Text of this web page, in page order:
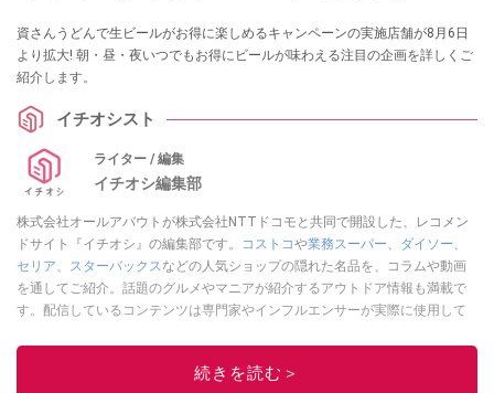
資さんうどんで生ビールがお得に楽しめるキャンペーンの実施店舗が8月6日
より拡大! 朝・昼・夜いつでもお得にビールが味わえる注目の企画を詳しくご
紹介します。
イチオシスト
ライター / 編集
イチオシ編集部
株式会社オールアバウトが株式会社NTTドコモと共同で開設した、レコメン
ドサイト『イチオシ』の編集部です。
コストコや業務スーパー、 ダイソー、
セリア、 スターバックスなどの人気ショップの隠れた名品を、コラムや動画
を通してご紹介。話題のグルメやマニアが紹介するアウトドア情報も満載で
す。配信しているコンテンツは専門家やインフルエンサーが実際に使用して
ニュースでフォロー
続きを読む＞